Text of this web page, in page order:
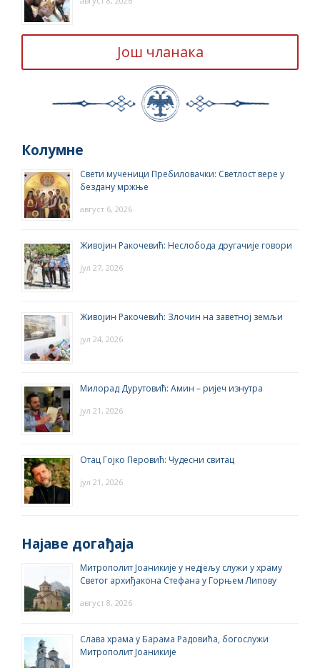
Још чланака
Колумне
Свети мученици Пребиловачки: Светлост вере у
бездану мржње
август 6, 2026
Живојин Ракочевић: Неслобода другачије говори
јул 27, 2026
Живојин Ракочевић: Злочин на заветној земљи
јул 24, 2026
Милорад Дурутовић: Амин – ријеч изнутра
јул 21, 2026
Отац Гојко Перовић: Чудесни свитац
јул 21, 2026
Најаве догађаја
Митрополит Јоаникије у недјељу служи у храму
Светог архиђакона Стефана у Горњем Липову
август 8, 2026
Слава храма у Барама Радовића, богослужи
Митрополит Јоаникије